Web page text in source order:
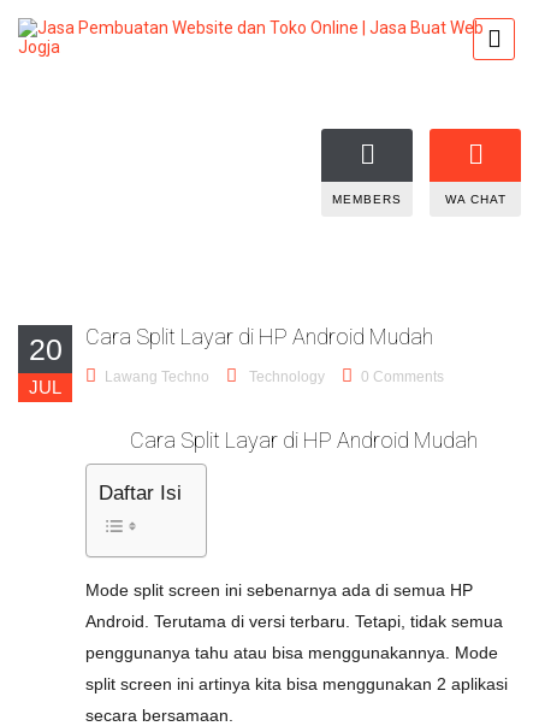
MEMBERS WA CHAT
20
JUL
Cara Split Layar di HP Android Mudah
Lawang Techno Technology 0 Comments
Cara Split Layar di HP Android Mudah
Daftar Isi
Mode split screen ini sebenarnya ada di semua HP
Android. Terutama di versi terbaru. Tetapi, tidak semua
penggunanya tahu atau bisa menggunakannya. Mode
split screen ini artinya kita bisa menggunakan 2 aplikasi
secara bersamaan.